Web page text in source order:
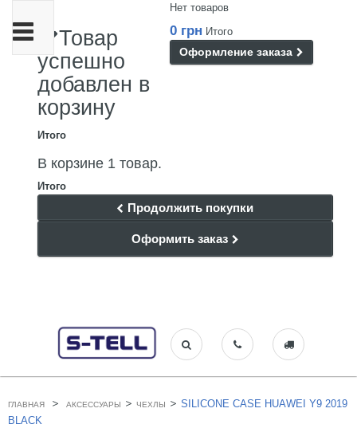
Нет товаров
0 грн Итого
Оформление заказа
Товар
успешно
добавлен в
корзину
Итого
В корзине 1 товар.
Итого
Продолжить покупки
Оформить заказ
Переключить
навигации
ГЛАВНАЯ > АКСЕССУАРЫ > ЧЕХЛЫ > SILICONE CASE HUAWEI Y9 2019
BLACK